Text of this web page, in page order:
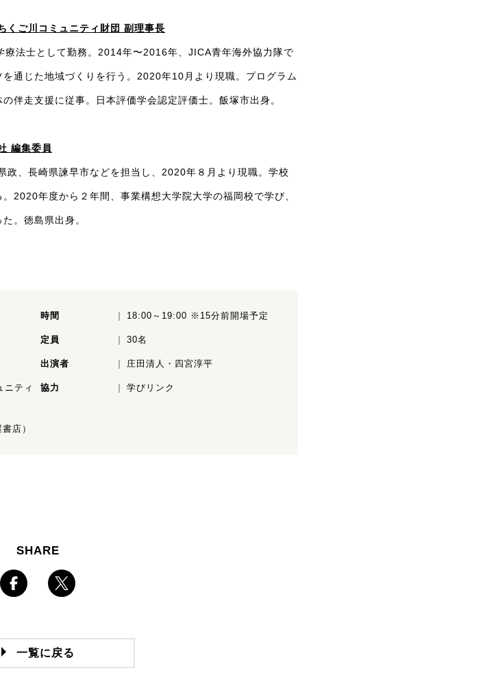
ご川コミュニティ財団 副理事長
法士として勤務。2014年〜2016年、JICA青年海外協力隊で
通じた地域づくりを行う。2020年10月より現職。プログラム
伴走支援に従事。日本評価学会認定評価士。飯塚市出身。
編集委員
、長崎県諫早市などを担当し、2020年８月より現職。学校
2020年度から２年間、事業構想大学院大学の福岡校で学び、
。徳島県出身。
時間 18:00～19:00 ※15分前開場予定
定員 30名
出演者 庄田清人・四宮淳平
ニティ
協力 学びリンク
店）
SHARE
一覧に戻る